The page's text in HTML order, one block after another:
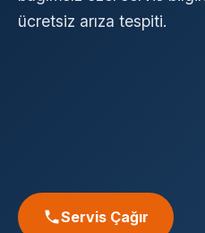
ücretsiz arıza tespiti.
Servis Çağır